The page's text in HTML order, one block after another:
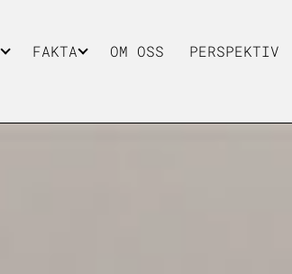
FAKTA OM OSS PERSPEKTIV